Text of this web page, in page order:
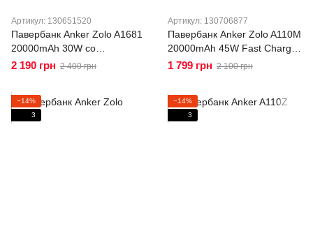
Артикул: 130651520
Павербанк Anker Zolo A1681
20000mAh 30W со
встроенными кабелями
Delivery, Fast Charge,
дисплей Белый
2 190 грн 2 400 грн
Артикул: 130706877
Павербанк Anker Zolo A110M
20000mAh 45W Fast Charge
PD с двумя встроенными
быстрая зарядка Белый
1 799 грн 2 100 грн
−14%
3
−14%
3